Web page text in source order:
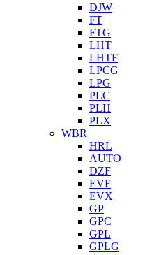
DJW
FT
FTG
LHT
LHTF
LPCG
LPG
PLC
PLH
PLX
WBR
HRL
AUTO
DZF
EVF
EVX
GP
GPC
GPL
GPLG